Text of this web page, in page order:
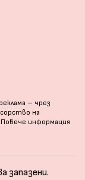
– чрез
на
информация
запазени.